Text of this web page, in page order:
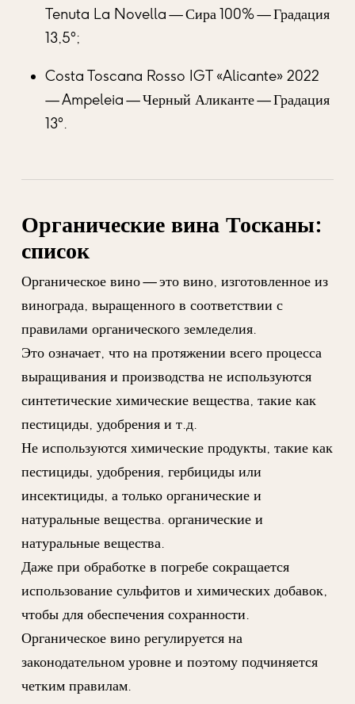
Tenuta La Novella — Сира 100% — Градация
13,5°;
Costa Toscana Rosso IGT «Alicante» 2022
— Ampeleia — Черный Аликанте — Градация
13°.
Органические вина Тосканы:
список
Органическое вино — это вино, изготовленное из
винограда, выращенного в соответствии с
правилами органического земледелия.
Это означает, что на протяжении всего процесса
выращивания и производства не используются
синтетические химические вещества, такие как
пестициды, удобрения и т.д.
Не используются химические продукты, такие как
пестициды, удобрения, гербициды или
инсектициды, а только органические и
натуральные вещества. органические и
натуральные вещества.
Даже при обработке в погребе сокращается
использование сульфитов и химических добавок,
чтобы для обеспечения сохранности.
Органическое вино регулируется на
законодательном уровне и поэтому подчиняется
четким правилам.